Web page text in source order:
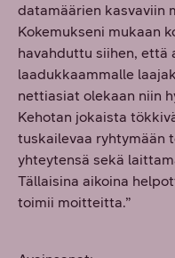
datamäärien kasvaviin
Kokemukseni mukaan
havahduttu siihen, että
laadukkaammalle
nettiasiat olekaan niin
Kehotan jokaista
tuskailevaa ryhtymään
yhteytensä sekä
Tällaisina aikoina
toimii moitteitta.”